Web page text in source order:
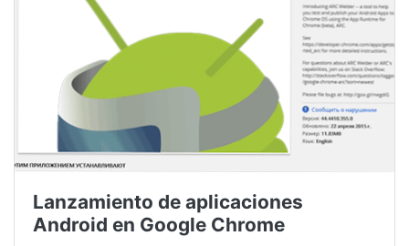
Lanzamiento de aplicaciones
Android en Google Chrome